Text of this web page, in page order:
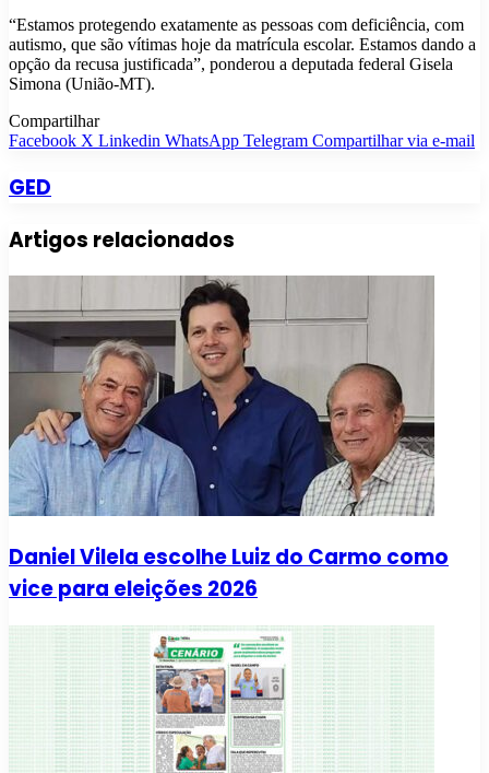
“Estamos protegendo exatamente as pessoas com deficiência, com
autismo, que são vítimas hoje da matrícula escolar. Estamos dando a
opção da recusa justificada”, ponderou a deputada federal Gisela
Simona (União-MT).
Compartilhar
Facebook X Linkedin WhatsApp Telegram Compartilhar via e-mail
GED
Artigos relacionados
Daniel Vilela escolhe Luiz do Carmo como
vice para eleições 2026